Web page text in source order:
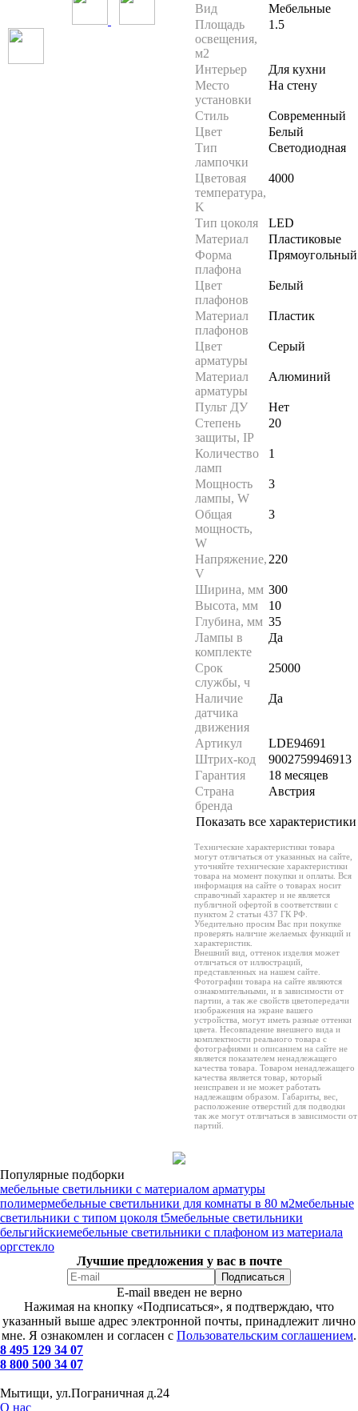
Вид
Мебельные
Площадь
освещения,
м2
1.5
Интерьер
Для кухни
Место
установки
На стену
Стиль
Современный
Цвет
Белый
Тип
лампочки
Светодиодная
Цветовая
температура,
K
4000
Тип цоколя
LED
Материал
Пластиковые
Форма
плафона
Прямоугольный
Цвет
плафонов
Белый
Материал
плафонов
Пластик
Цвет
арматуры
Серый
Материал
арматуры
Алюминий
Пульт ДУ
Нет
Степень
защиты, IP
20
Количество
ламп
1
Мощность
лампы, W
3
Общая
мощность,
W
3
Напряжение,
V
220
Ширина, мм 300
Высота, мм
10
Глубина, мм 35
Лампы в
комплекте
Да
Срок
службы, ч
25000
Наличие
датчика
движения
Да
Артикул
LDE94691
Штрих-код
9002759946913
Гарантия
18 месяцев
Страна
бренда
Австрия
Показать все характеристики
Технические характеристики товара
могут отличаться от указанных на сайте,
уточняйте технические характеристики
товара на момент покупки и оплаты. Вся
информация на сайте о товарах носит
справочный характер и не является
публичной офертой в соответствии с
пунктом 2 статьи 437 ГК РФ.
Убедительно просим Вас при покупке
проверять наличие желаемых функций и
характеристик.
Внешний вид, оттенок изделия может
отличаться от иллюстраций,
представленных на нашем сайте.
Фотографии товара на сайте являются
ознакомительными, и в зависимости от
партии, а так же свойств цветопередачи
изображения на экране вашего
устройства, могут иметь разные оттенки
цвета. Несовпадение внешнего вида и
комплектности реального товара с
фотографиями и описанием на сайте не
является показателем ненадлежащего
качества товара. Товаром ненадлежащего
качества является товар, который
неисправен и не может работать
надлежащим образом. Габариты, вес,
расположение отверстий для подводки
так же могут отличаться в зависимости от
партий.
Популярные подборки
мебельные светильники с материалом арматуры
полимермебельные светильники для комнаты в 80 м2мебельные
светильники с типом цоколя t5мебельные светильники
бельгийскиемебельные светильники с плафоном из материала
оргстекло
Лучшие предложения у вас в почте
E-mail введен не верно
Нажимая на кнопку «Подписаться», я подтверждаю, что
указанный выше адрес электронной почты, принадлежит лично
мне. Я ознакомлен и согласен с Пользовательским соглашением.
8 495 129 34 07
8 800 500 34 07
Мытищи, ул.Пограничная д.24
О нас